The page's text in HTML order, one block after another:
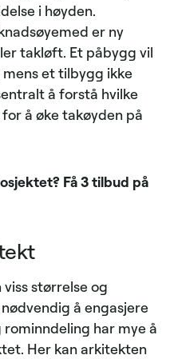
i høyden.
er ny
takløft. Et påbygg vil
et tilbygg ikke
å forstå hvilke
å øke takøyden på
Få 3 tilbud på
størrelse og
å engasjere
har mye å
Her kan arkitekten